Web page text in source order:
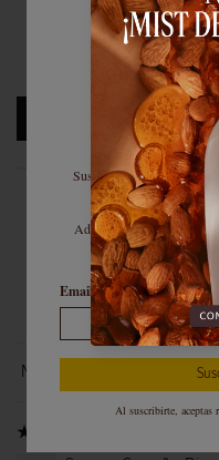
Sort by
El
Suscribite a nuestra
Además, enterate antes
Email
Al suscribirte, aceptas